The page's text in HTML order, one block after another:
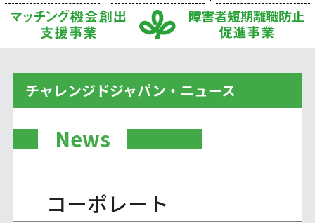
チャレンジドジャパン・ニュース
News
コーポレート